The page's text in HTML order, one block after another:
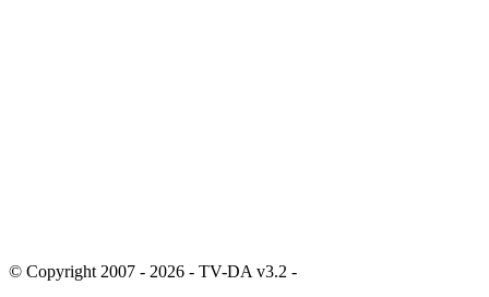
© Copyright 2007 - 2026 - TV-DA v3.2 -